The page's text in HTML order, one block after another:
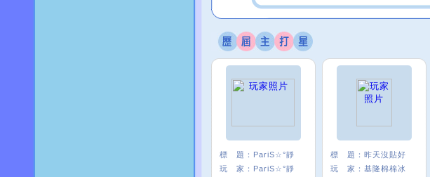
標 題： PariS☆°靜
玩 家： PariS☆°靜
標 題： 昨天沒貼好
玩 家： 基隆棉棉冰